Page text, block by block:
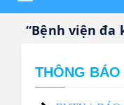
navigation
“Bệnh viện đa
THÔNG BÁO